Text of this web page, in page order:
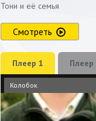
Тони и её семья
Смотреть
Плеер 1 Плеер
Колобок